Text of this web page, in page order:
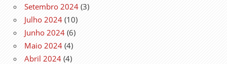
Setembro 2024 (3)
Julho 2024 (10)
Junho 2024 (6)
Maio 2024 (4)
Abril 2024 (4)